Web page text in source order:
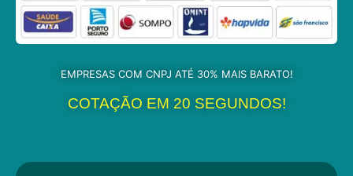
EMPRESAS COM CNPJ ATÉ 30% MAIS BARATO!
COTAÇÃO EM 20 SEGUNDOS!